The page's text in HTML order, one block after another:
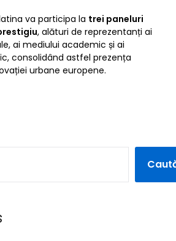
va participa la trei paneluri
, alături de reprezentanți ai
ai mediului academic și ai
consolidând astfel prezența
urbane europene.